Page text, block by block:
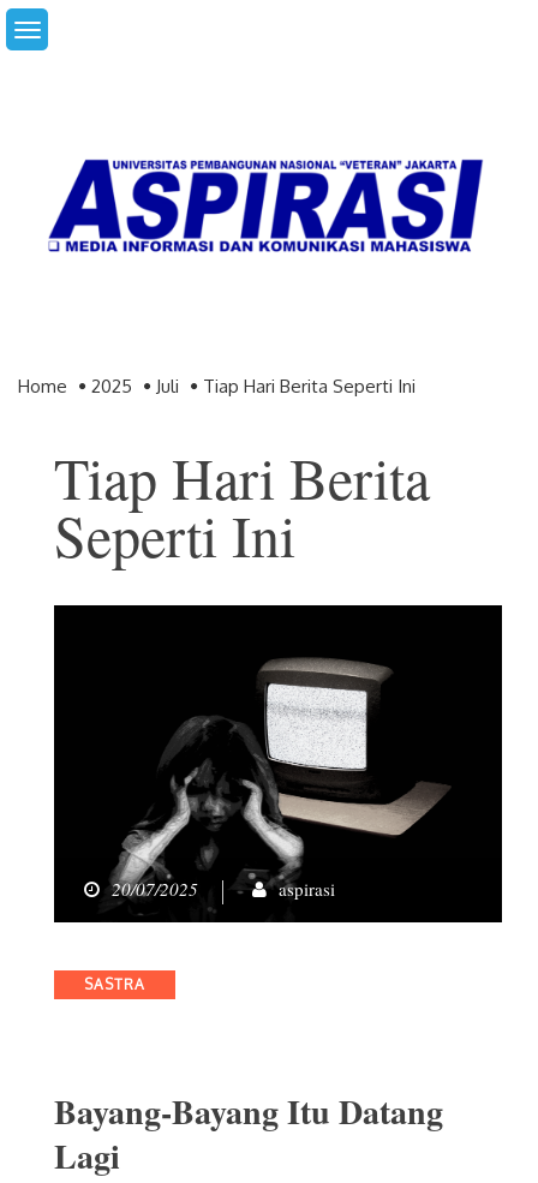
Skip
to
Home 2025 Juli Tiap Hari Berita Seperti Ini
Tiap Hari Berita
Seperti Ini
20/07/2025 aspirasi
Categories
SASTRA
Bayang-Bayang Itu Datang
Lagi